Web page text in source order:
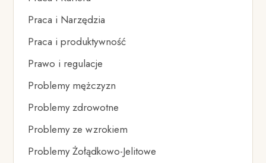
Praca i Narzędzia
Praca i produktywność
Prawo i regulacje
Problemy mężczyzn
Problemy zdrowotne
Problemy ze wzrokiem
Problemy Żołądkowo-Jelitowe